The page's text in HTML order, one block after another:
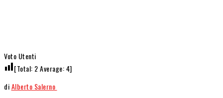
Voto Utenti
[Total: 2Average:4]
diAlberto Salerno